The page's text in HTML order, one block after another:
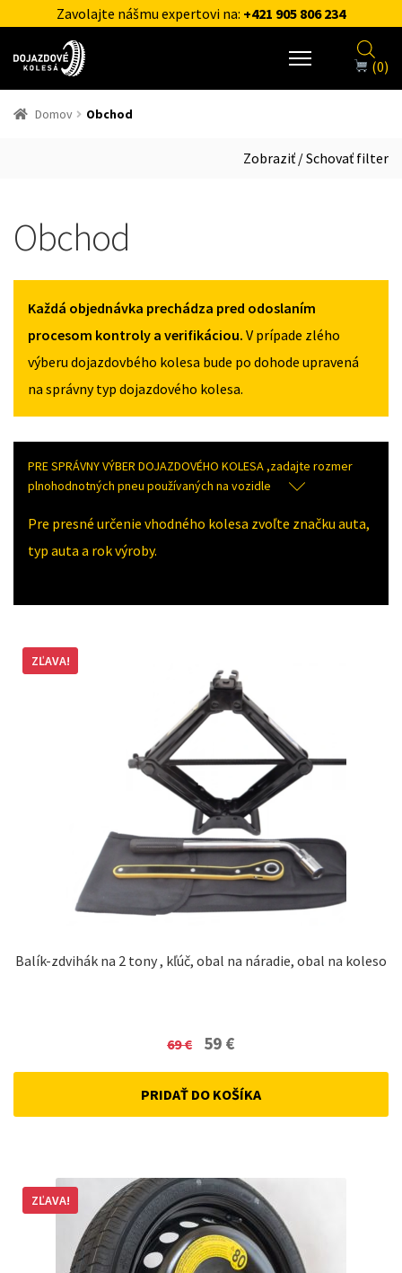
Zavolajte nášmu expertovi na: +421 905 806 234
(0)
Domov Obchod
Zobraziť / Schovať filter
Obchod
Každá objednávka prechádza pred odoslaním
procesom kontroly a verifikáciou. V prípade zlého
výberu dojazdovbého kolesa bude po dohode upravená
na správny typ dojazdového kolesa.
PRE SPRÁVNY VÝBER DOJAZDOVÉHO KOLESA ,zadajte rozmer
plnohodnotných pneu používaných na vozidle
Pre presné určenie vhodného kolesa zvoľte značku auta,
typ auta a rok výroby.
Balík-zdvihák na 2 tony , kľúč, obal na náradie, obal na koleso
ZĽAVA!
69€
Original
59 €Current
is:
PRIDAŤ DO KOŠÍKA
ZĽAVA!